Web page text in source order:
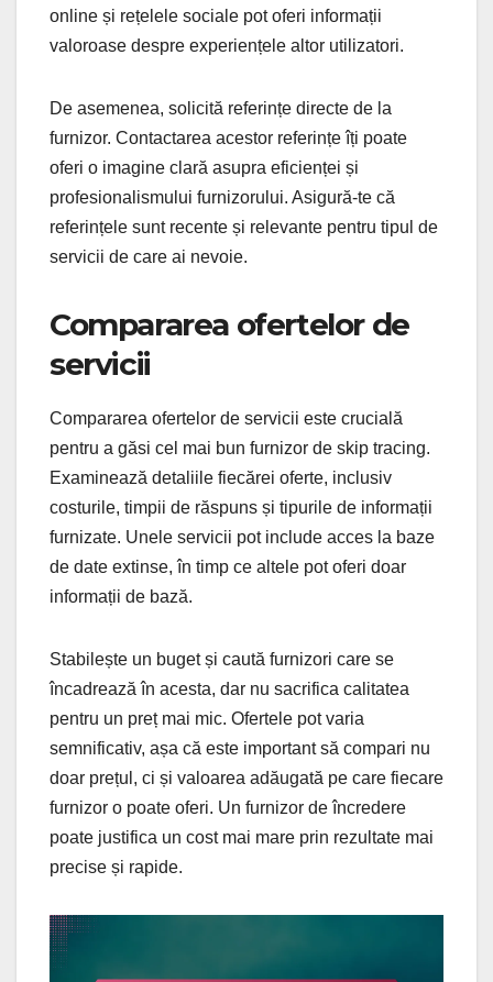
online și rețelele sociale pot oferi informații
valoroase despre experiențele altor utilizatori.
De asemenea, solicită referințe directe de la
furnizor. Contactarea acestor referințe îți poate
oferi o imagine clară asupra eficienței și
profesionalismului furnizorului. Asigură-te că
referințele sunt recente și relevante pentru tipul de
servicii de care ai nevoie.
Compararea ofertelor de
servicii
Compararea ofertelor de servicii este crucială
pentru a găsi cel mai bun furnizor de skip tracing.
Examinează detaliile fiecărei oferte, inclusiv
costurile, timpii de răspuns și tipurile de informații
furnizate. Unele servicii pot include acces la baze
de date extinse, în timp ce altele pot oferi doar
informații de bază.
Stabilește un buget și caută furnizori care se
încadrează în acesta, dar nu sacrifica calitatea
pentru un preț mai mic. Ofertele pot varia
semnificativ, așa că este important să compari nu
doar prețul, ci și valoarea adăugată pe care fiecare
furnizor o poate oferi. Un furnizor de încredere
poate justifica un cost mai mare prin rezultate mai
precise și rapide.